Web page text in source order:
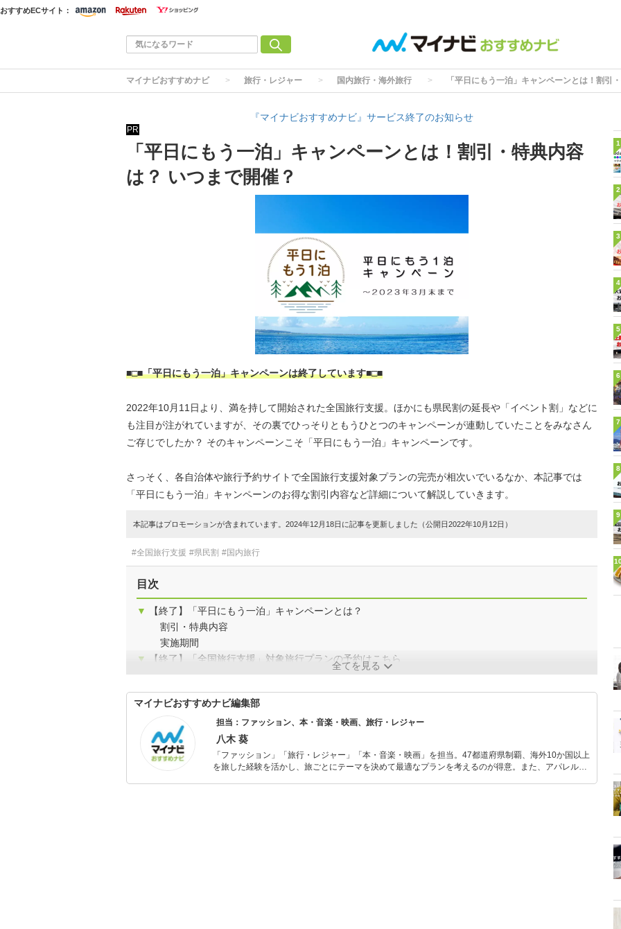
おすすめECサイト：
マイナビおすすめナビ 旅行・レジャー 国内旅行・海外旅行 「平日にもう一泊」キャンペーンとは！割引
『マイナビおすすめナビ』サービス終了のお知らせ
PR
「平日にもう一泊」キャンペーンとは！割引・特典内容
は？ いつまで開催？
■□■「平日にもう一泊」キャンペーンは終了しています■□■
2022年10月11日より、満を持して開始された全国旅行支援。ほかにも県民割の延長や「イベント割」などに
も注目が注がれていますが、その裏でひっそりともうひとつのキャンペーンが連動していたことをみなさん
ご存じでしたか？ そのキャンペーンこそ「平日にもう一泊」キャンペーンです。
さっそく、各自治体や旅行予約サイトで全国旅行支援対象プランの完売が相次いでいるなか、本記事では
「平日にもう一泊」キャンペーンのお得な割引内容など詳細について解説していきます。
本記事はプロモーションが含まれています。2024年12月18日に記事を更新しました（公開日2022年10月12日）
#全国旅行支援 #県民割 #国内旅行
目次
▼
【終了】「平日にもう一泊」キャンペーンとは？
割引・特典内容
実施期間
▼
【終了】「全国旅行支援」対象旅行プランの予約はこちら
全てを見る
マイナビおすすめナビ編集部
担当：ファッション、本・音楽・映画、旅行・レジャー
八木 葵
「ファッション」「旅行・レジャー」「本・音楽・映画」を担当。47都道府県制覇、海外10か国以上
を旅した経験を活かし、旅ごとにテーマを決めて最適なプランを考えるのが得意。また、アパレルシ
1
2
3
4
5
6
7
8
9